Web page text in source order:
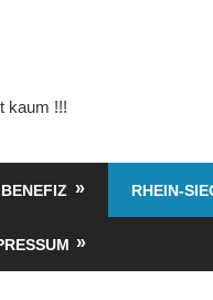
kaum !!!
BENEFIZ RHEIN-